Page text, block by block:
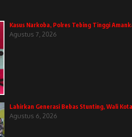
Kasus Narkoba, Polres Tebing Tinggi
Agustus 7, 2026
Lahirkan Generasi Bebas Stunting, Wali
Agustus 6, 2026